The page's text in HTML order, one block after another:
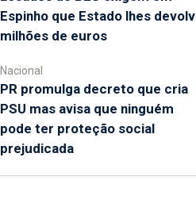
Espinho que Estado lhes
milhões de euros
Nacional
PR promulga decreto que cria
PSU mas avisa que ninguém
pode ter proteção social
prejudicada